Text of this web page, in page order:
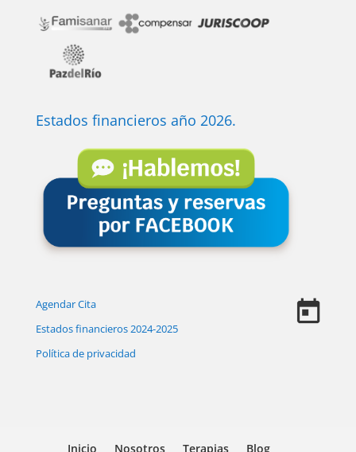
Estados financieros año 2026.
Agendar Cita
Estados financieros 2024-2025
Política de privacidad
Inicio Nosotros Terapias Blog